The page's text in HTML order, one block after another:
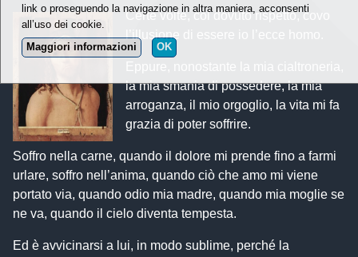
Certe volte, col dovuto rispetto, covo
l’illusione di essere io l’ecce homo.
la mia smania di possedere, la mia
arroganza, il mio orgoglio, la vita mi fa
grazia di poter soffrire.
Soffro nella carne, quando il dolore mi prende fino a farmi
urlare, soffro nell’anima, quando ciò che amo mi viene
portato via, quando odio mia madre, quando mia moglie se
ne va, quando il cielo diventa tempesta.
Ed è avvicinarsi a lui, in modo sublime, perché la
link o proseguendo la navigazione in altra maniera, acconsenti
all’uso dei cookie.
Maggiori informazioni
OK